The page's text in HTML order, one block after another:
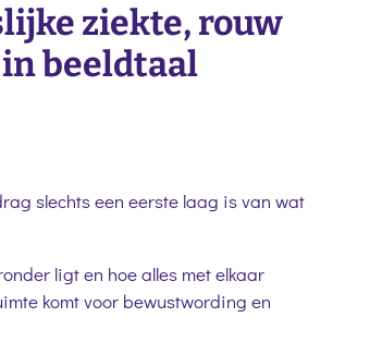
ziekte, rouw
beeldtaal
slechts een eerste laag is van wat
ligt en hoe alles met elkaar
komt voor bewustwording en